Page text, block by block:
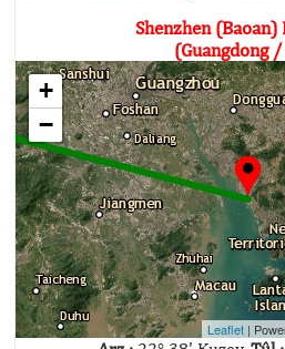
Shenzhen (Baoan)
(Guangdong
+
−
Leaflet |